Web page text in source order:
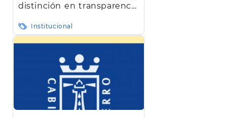
distinción en transparencia
Institucional